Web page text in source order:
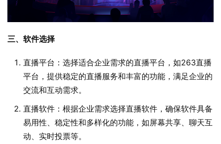
三、软件选择
直播平台：选择适合企业需求的直播平台，如263直播
平台，提供稳定的直播服务和丰富的功能，满足企业的
交流和互动需求。
直播软件：根据企业需求选择直播软件，确保软件具备
易用性、稳定性和多样化的功能，如屏幕共享、聊天互
动、实时投票等。